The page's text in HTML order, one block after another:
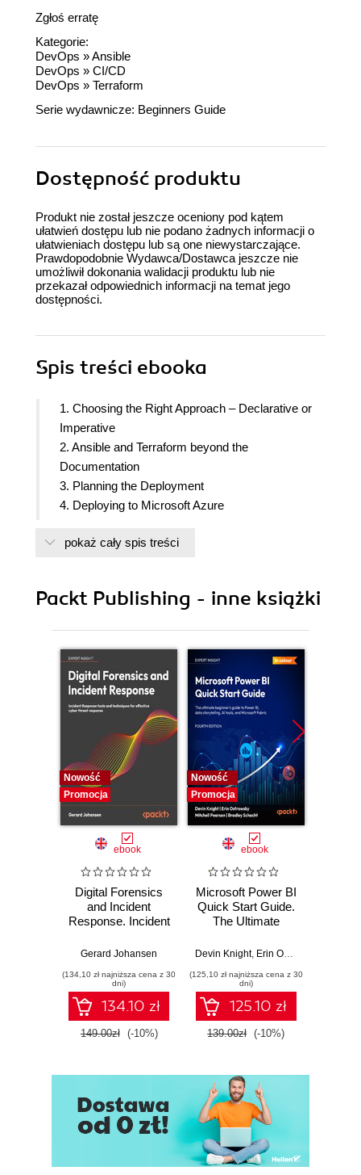
Zgłoś erratę
Kategorie:
DevOps »Ansible
DevOps » CI/CD
DevOps » Terraform
Serie wydawnicze: Beginners Guide
Dostępność produktu
Produkt nie został jeszcze oceniony pod kątem
ułatwień dostępu lub nie podano żadnych informacji o
ułatwieniach dostępu lub są one niewystarczające.
Prawdopodobnie Wydawca/Dostawca jeszcze nie
umożliwił dokonania walidacji produktu lub nie
przekazał odpowiednich informacji na temat jego
dostępności.
Spis treści ebooka
1. Choosing the Right Approach – Declarative or
Imperative
2. Ansible and Terraform beyond the
Documentation
3. Planning the Deployment
4. Deploying to Microsoft Azure
6. Building upon the Foundations
Practices
pokaż cały spis treści
Packt Publishing - inne książki
Nowość
Promocja
ebook
Digital Forensics
and Incident
Response. Incident
and techniques for
threat response -
Fourth Edition
Gerard Johansen
(134,10 zł najniższa cena z 30
dni)
134.10 zł
149.00zł (-10%)
Nowość
Promocja
ebook
Microsoft Power BI
Quick Start Guide.
The Ultimate
to Power BI, Data
Tools, and
Microsoft Fabric -
Fourth Edition
Devin Knight, Erin Ostrowsky
(125,10 zł najniższa cena z 30
dni)
125.10 zł
139.00zł (-10%)